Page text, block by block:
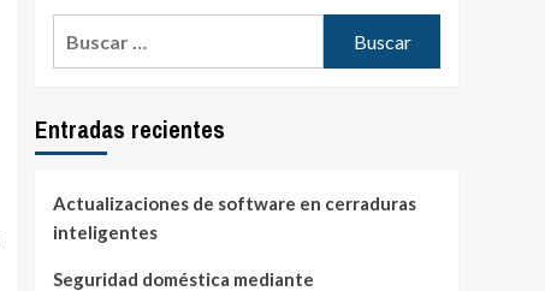
Entradas recientes
Actualizaciones de software en cerraduras
inteligentes
Seguridad doméstica mediante